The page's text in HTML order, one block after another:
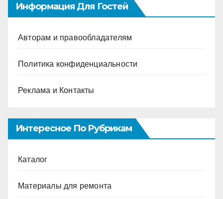
Информация Для Гостей
Авторам и правообладателям
Политика конфиденциальности
Реклама и Контакты
Интересное По Рубрикам
Каталог
Материалы для ремонта